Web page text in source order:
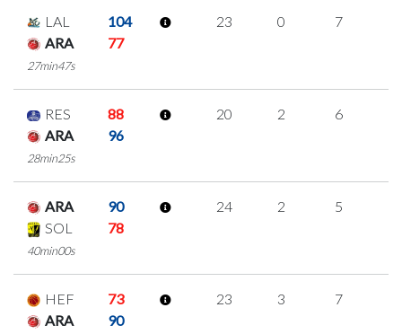
LAL
104
ARA
77
27min47s
23 0 7
RES
88
ARA
96
28min25s
20 2 6
ARA
90
SOL
78
40min00s
24 2 5
HEF
73
ARA
90
23 3 7